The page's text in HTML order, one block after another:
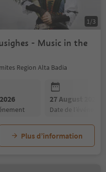
1/3
- Music in the
Region Alta Badia
27 August 2026
date de l’événement
Plus d’information